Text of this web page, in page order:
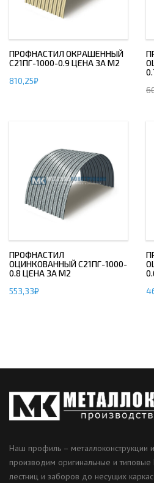
ПРОФНАСТИЛ ОКРАШЕННЫЙ
С21ПГ-1000-0.9 ЦЕНА ЗА М2
810,25₽
ПРОФНАСТИЛ
ОЦИНКОВАННЫЙ С21ПГ-1000-
0.8 ЦЕНА ЗА М2
553,33₽
Наш профиль – металлоконструкции
производим оригинальные и
лестниц и заборов до несущих